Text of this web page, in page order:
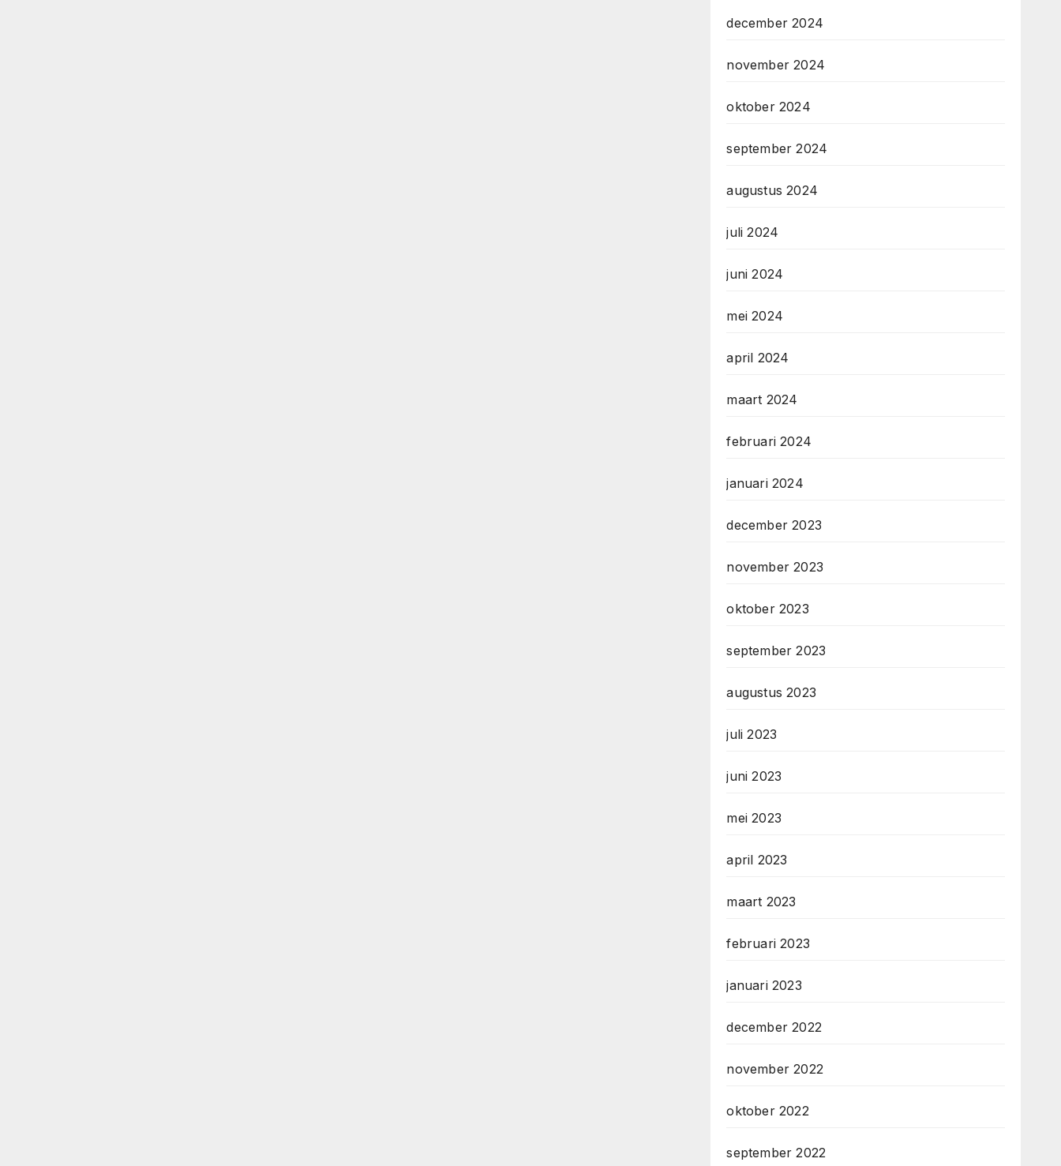
december 2024
november 2024
oktober 2024
september 2024
augustus 2024
juli 2024
juni 2024
mei 2024
april 2024
maart 2024
februari 2024
januari 2024
december 2023
november 2023
oktober 2023
september 2023
augustus 2023
juli 2023
juni 2023
mei 2023
april 2023
maart 2023
februari 2023
januari 2023
december 2022
november 2022
oktober 2022
september 2022